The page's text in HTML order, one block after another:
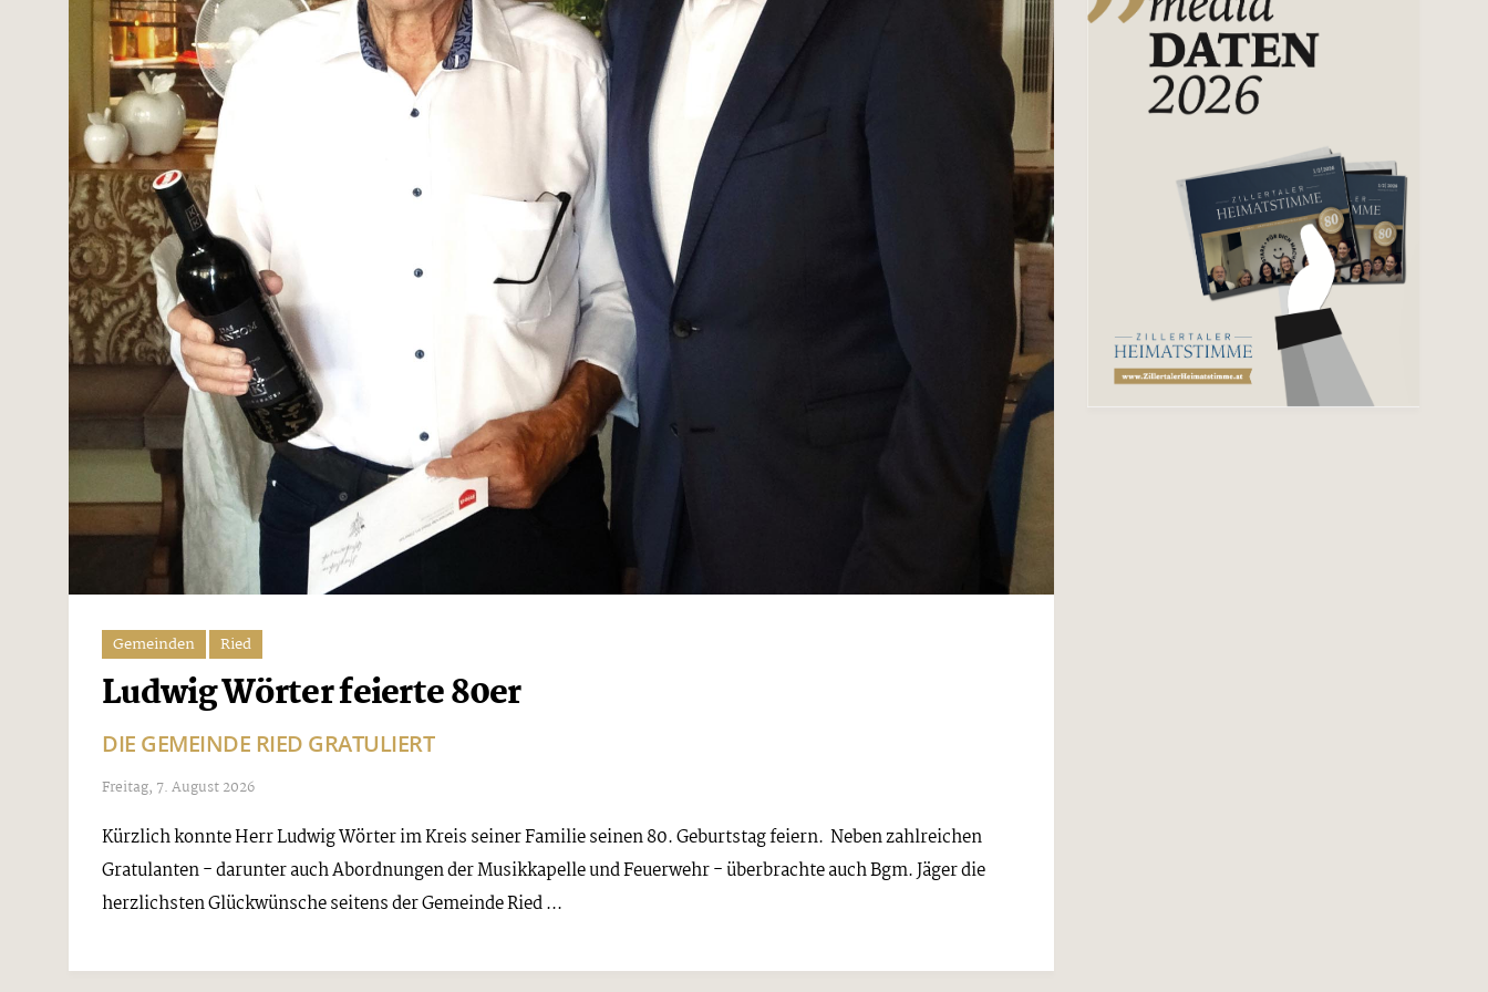
Gemeinden Ried
Ludwig Wörter feierte 80er
DIE GEMEINDE RIED GRATULIERT
Freitag, 7. August 2026
Kürzlich konnte Herr Ludwig Wörter im Kreis seiner Familie seinen 80. Geburtstag feiern. Neben zahlreichen
Gratulanten - darunter auch Abordnungen der Musikkapelle und Feuerwehr - überbrachte auch Bgm. Jäger die
herzlichsten Glückwünsche seitens der Gemeinde Ried ...